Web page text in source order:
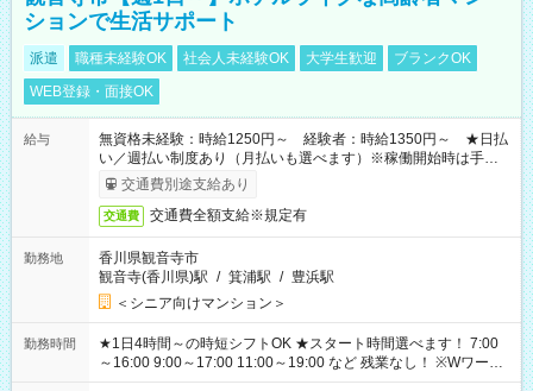
ションで生活サポート
派遣 職種未経験OK 社会人未経験OK 大学生歓迎
ブランクOK
WEB登録・面接OK
給与
無資格未経験：時給1250円～ 経験者：時給1350円～ ★日払
い／週払い制度あり（月払いも選べます）※稼働開始時は手続き
完了次第のお支払いとなります。
交通費別途支給あり
交通費 交通費全額支給※規定有
勤務地
香川県観音寺市
観音寺(香川県)駅 / 箕浦駅 / 豊浜駅
＜シニア向けマンション＞
勤務時間
★1日4時間～の時短シフトOK ★スタート時間選べます！ 7:00
～16:00 9:00～17:00 11:00～19:00 など 残業なし！ ※Wワーク
の場合、他のお仕事と合わせ週40時間超の就業はご案内できま